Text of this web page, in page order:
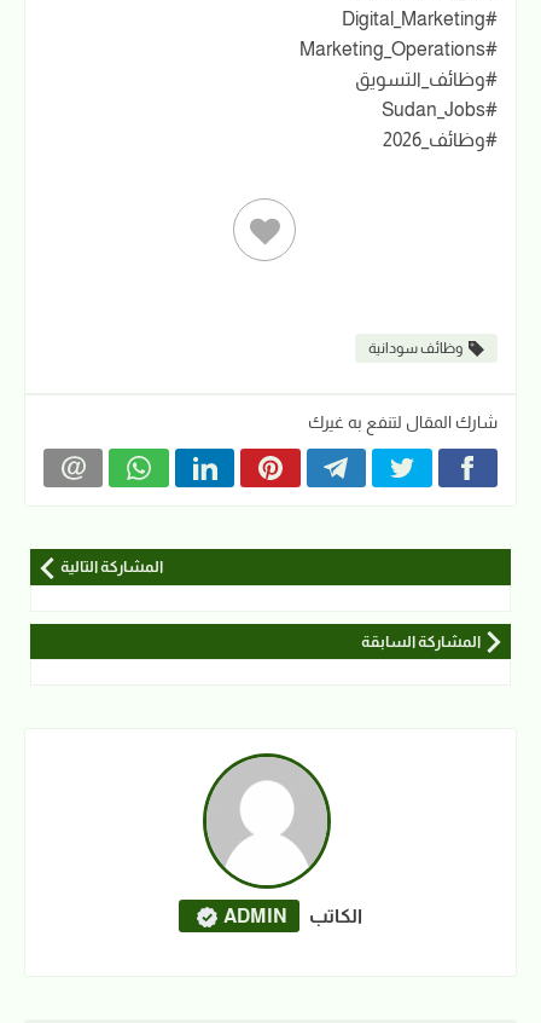
#Digital_Marketing
#Marketing_Operations
#وظائف_التسويق
#Sudan_Jobs
#وظائف_2026
وظائف سودانية
شارك المقال لتنفع به غيرك
المشاركة التالية
المشاركة السابقة
الكاتب ADMIN